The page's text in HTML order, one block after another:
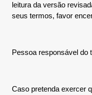
leitura da versão
seus termos, favor
Pessoa responsável do
Caso pretenda exercer